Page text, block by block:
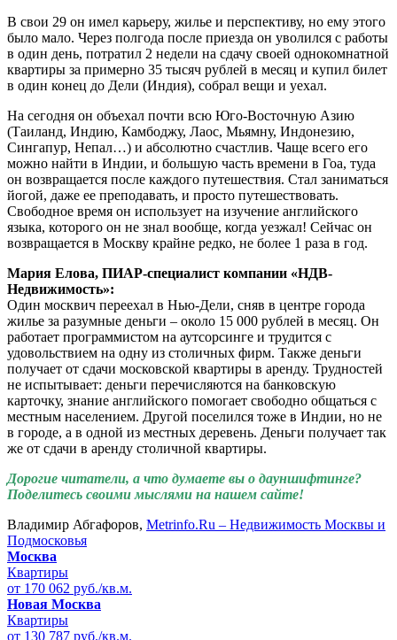
В свои 29 он имел карьеру, жилье и перспективу, но ему этого
было мало. Через полгода после приезда он уволился с работы
в один день, потратил 2 недели на сдачу своей однокомнатной
квартиры за примерно 35 тысяч рублей в месяц и купил билет
в один конец до Дели (Индия), собрал вещи и уехал.
На сегодня он объехал почти всю Юго-Восточную Азию
(Таиланд, Индию, Камбоджу, Лаос, Мьямну, Индонезию,
Сингапур, Непал…) и абсолютно счастлив. Чаще всего его
можно найти в Индии, и большую часть времени в Гоа, туда
он возвращается после каждого путешествия. Стал заниматься
йогой, даже ее преподавать, и просто путешествовать.
Свободное время он использует на изучение английского
языка, которого он не знал вообще, когда уезжал! Сейчас он
возвращается в Москву крайне редко, не более 1 раза в год.
Мария Елова, ПИАР-специалист компании «НДВ-
Недвижимость»:
Один москвич переехал в Нью-Дели, сняв в центре города
жилье за разумные деньги – около 15 000 рублей в месяц. Он
работает программистом на аутсорсинге и трудится с
удовольствием на одну из столичных фирм. Также деньги
получает от сдачи московской квартиры в аренду. Трудностей
не испытывает: деньги перечисляются на банковскую
карточку, знание английского помогает свободно общаться с
местным населением. Другой поселился тоже в Индии, но не
в городе, а в одной из местных деревень. Деньги получает так
же от сдачи в аренду столичной квартиры.
Дорогие читатели, а что думаете вы о дауншифтинге?
Поделитесь своими мыслями на нашем сайте!
Владимир Абгафоров, Metrinfo.Ru – Недвижимость Москвы и
Подмосковья
Москва
Квартиры
от 170 062 руб./кв.м.
Новая Москва
Квартиры
от 130 787 руб./кв.м.